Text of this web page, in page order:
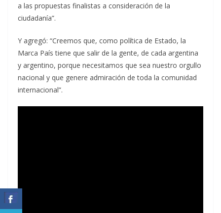
a las propuestas finalistas a consideración de la
ciudadanía”.
Y agregó: “Creemos que, como política de Estado, la
Marca País tiene que salir de la gente, de cada argentina
y argentino, porque necesitamos que sea nuestro orgullo
nacional y que genere admiración de toda la comunidad
internacional”.